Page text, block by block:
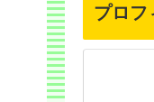
プロフ